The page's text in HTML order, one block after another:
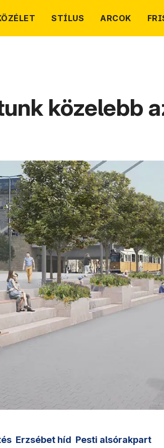
STÍLUS ARCOK
közelebb
Erzsébet híd Pesti alsórakpart